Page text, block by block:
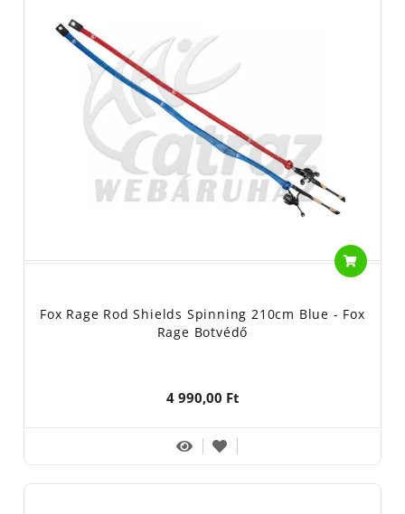
Fox Rage Rod Shields Spinning 210cm Blue - Fox
Rage Botvédő
4 990,00 Ft